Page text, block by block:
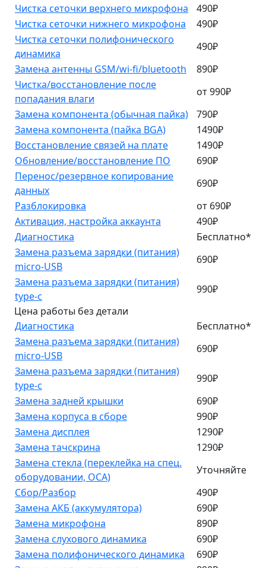
Чистка сеточки верхнего микрофона
490₽
Чистка сеточки нижнего микрофона
490₽
Чистка сеточки полифонического
динамика
490₽
Замена антенны GSM/wi-fi/bluetooth
890₽
Чистка/восстановление после
попадания влаги
от 990₽
Замена компонента (обычная пайка)
790₽
Замена компонента (пайка BGA)
1490₽
Восстановление связей на плате
1490₽
Обновление/восстановление ПО
690₽
Перенос/резервное копирование
данных
690₽
Разблокировка
от 690₽
Активация, настройка аккаунта
490₽
Диагностика
Бесплатно*
Замена разъема зарядки (питания)
micro-USB
690₽
Замена разъема зарядки (питания)
type-c
990₽
Цена работы без детали
Диагностика
Бесплатно*
Замена разъема зарядки (питания)
micro-USB
690₽
Замена разъема зарядки (питания)
type-c
990₽
Замена задней крышки
690₽
Замена корпуса в сборе
990₽
Замена дисплея
1290₽
Замена тачскрина
1290₽
Замена стекла (переклейка на спец.
оборудовании, OCA)
Уточняйте
Сбор/Разбор
490₽
Замена АКБ (аккумулятора)
690₽
Замена микрофона
890₽
Замена слухового динамика
690₽
Замена полифонического динамика
690₽